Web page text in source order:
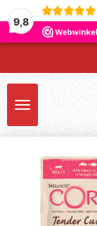
9,8